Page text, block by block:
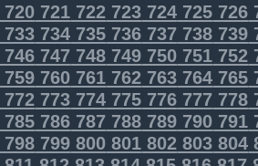
720 721 722 723 724 725 726
733 734 735 736 737 738 739
746 747 748 749 750 751 752
759 760 761 762 763 764 765
772 773 774 775 776 777 778
785 786 787 788 789 790 791
798 799 800 801 802 803 804